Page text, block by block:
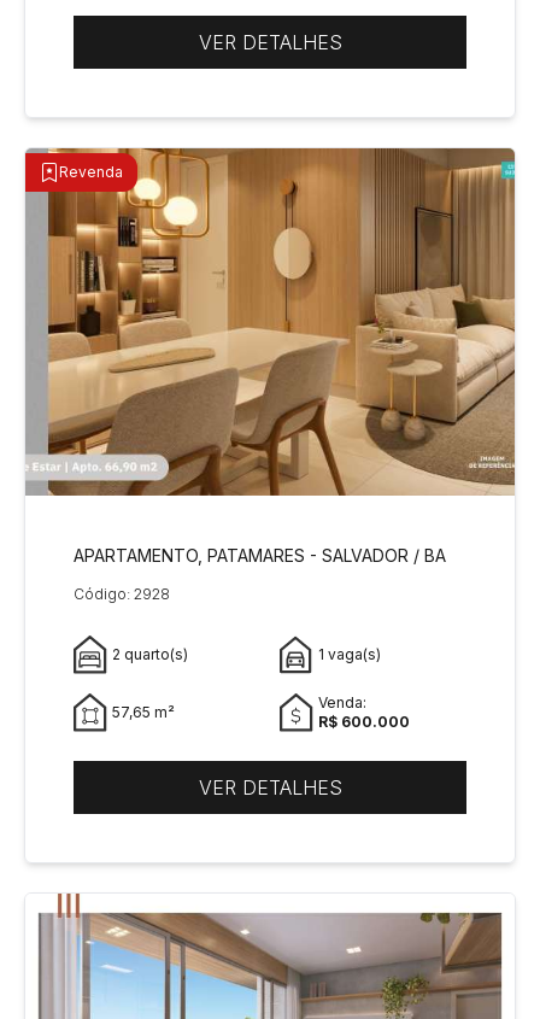
VER DETALHES
Revenda
APARTAMENTO, PATAMARES - SALVADOR / BA
Código: 2928
2 quarto(s) 1 vaga(s)
57,65 m²
Venda:
R$ 600.000
VER DETALHES